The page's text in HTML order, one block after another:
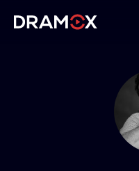
Зареєструватися